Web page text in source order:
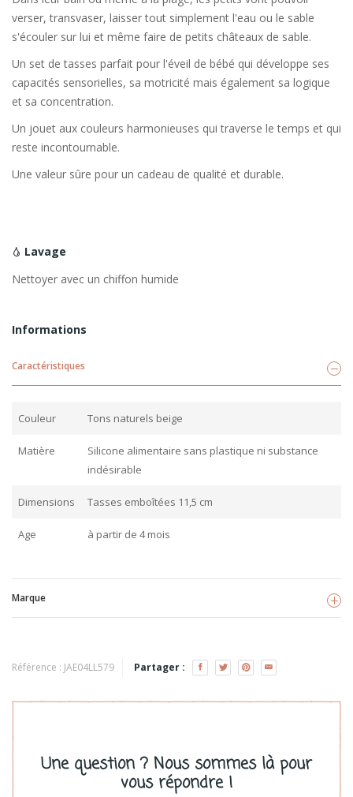
verser, transvaser, laisser tout simplement l'eau ou le sable
s'écouler sur lui et même faire de petits châteaux de sable.
Un set de tasses parfait pour l'éveil de bébé qui développe ses
capacités sensorielles, sa motricité mais également sa logique
et sa concentration.
Un jouet aux couleurs harmonieuses qui traverse le temps et qui
reste incontournable.
Une valeur sûre pour un cadeau de qualité et durable.
Lavage
Nettoyer avec un chiffon humide
Informations
Caractéristiques
Couleur Tons naturels beige
Matière
Silicone alimentaire sans plastique ni substance
indésirable
Dimensions Tasses emboîtées 11,5 cm
Age à partir de 4 mois
Marque
Voir les produits
Référence : JAE04LL579 Partager :
Une question ? Nous sommes là pour
vous répondre !